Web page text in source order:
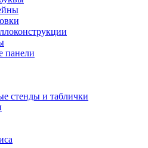
панели
стенды и таблички